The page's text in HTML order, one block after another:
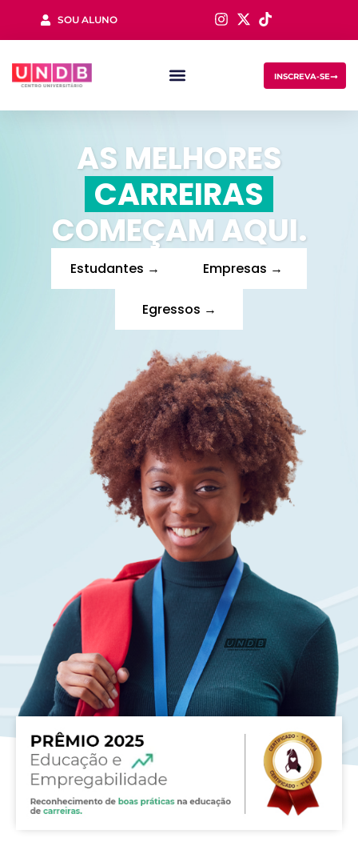
SOU ALUNO
INSCREVA-SE
AS MELHORES
CARREIRAS
COMEÇAM AQUI.
Estudantes → Empresas →
Egressos →
Remember me Lost your password?